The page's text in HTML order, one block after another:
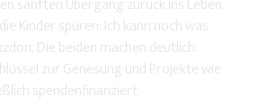
Kinder spüren: Ich kann noch was
Die beiden machen deutlich:
zur Genesung und Projekte wie
spendenfinanziert.